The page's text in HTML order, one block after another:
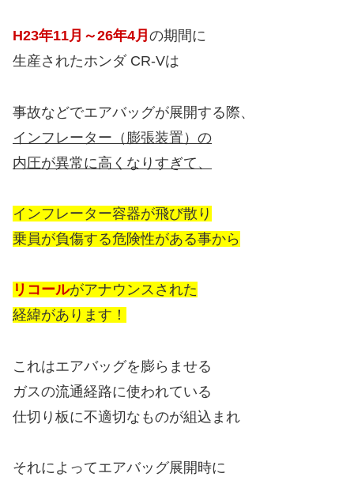
H23年11月～26年4月 の期間に
生産されたホンダ CR-Vは
事故などでエアバッグが展開する際、
インフレーター（膨張装置）の
内圧が異常に高くなりすぎて、
インフレーター容器が飛び散り
乗員が負傷する危険性がある事から
リコールがアナウンスされた
経緯があります！
これはエアバッグを膨らませる
ガスの流通経路に使われている
仕切り板に不適切なものが組込まれ
それによってエアバッグ展開時に